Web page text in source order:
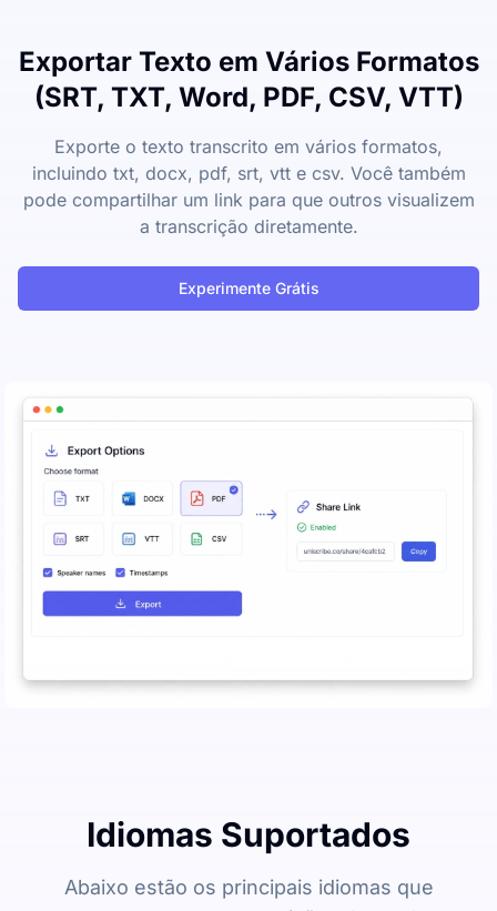
Exportar Texto em Vários Formatos
(SRT, TXT, Word, PDF, CSV, VTT)
Exporte o texto transcrito em vários formatos,
incluindo txt, docx, pdf, srt, vtt e csv. Você também
pode compartilhar um link para que outros visualizem
a transcrição diretamente.
Experimente Grátis
Idiomas Suportados
Abaixo estão os principais idiomas que